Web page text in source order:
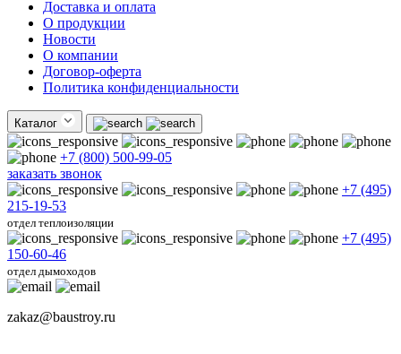
Доставка и оплата
О продукции
Новости
О компании
Договор-оферта
Политика конфиденциальности
Каталог
+7 (800) 500-99-05
заказать звонок
+7 (495)
215-19-53
отдел теплоизоляции
+7 (495)
150-60-46
отдел дымоходов
zakaz@baustroy.ru